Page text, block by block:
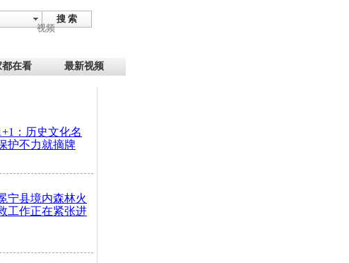
搜 索
视频
都在看 最新视频
：历史文化名
护不力就摘牌
宁县境内森林火
工作正在紧张进